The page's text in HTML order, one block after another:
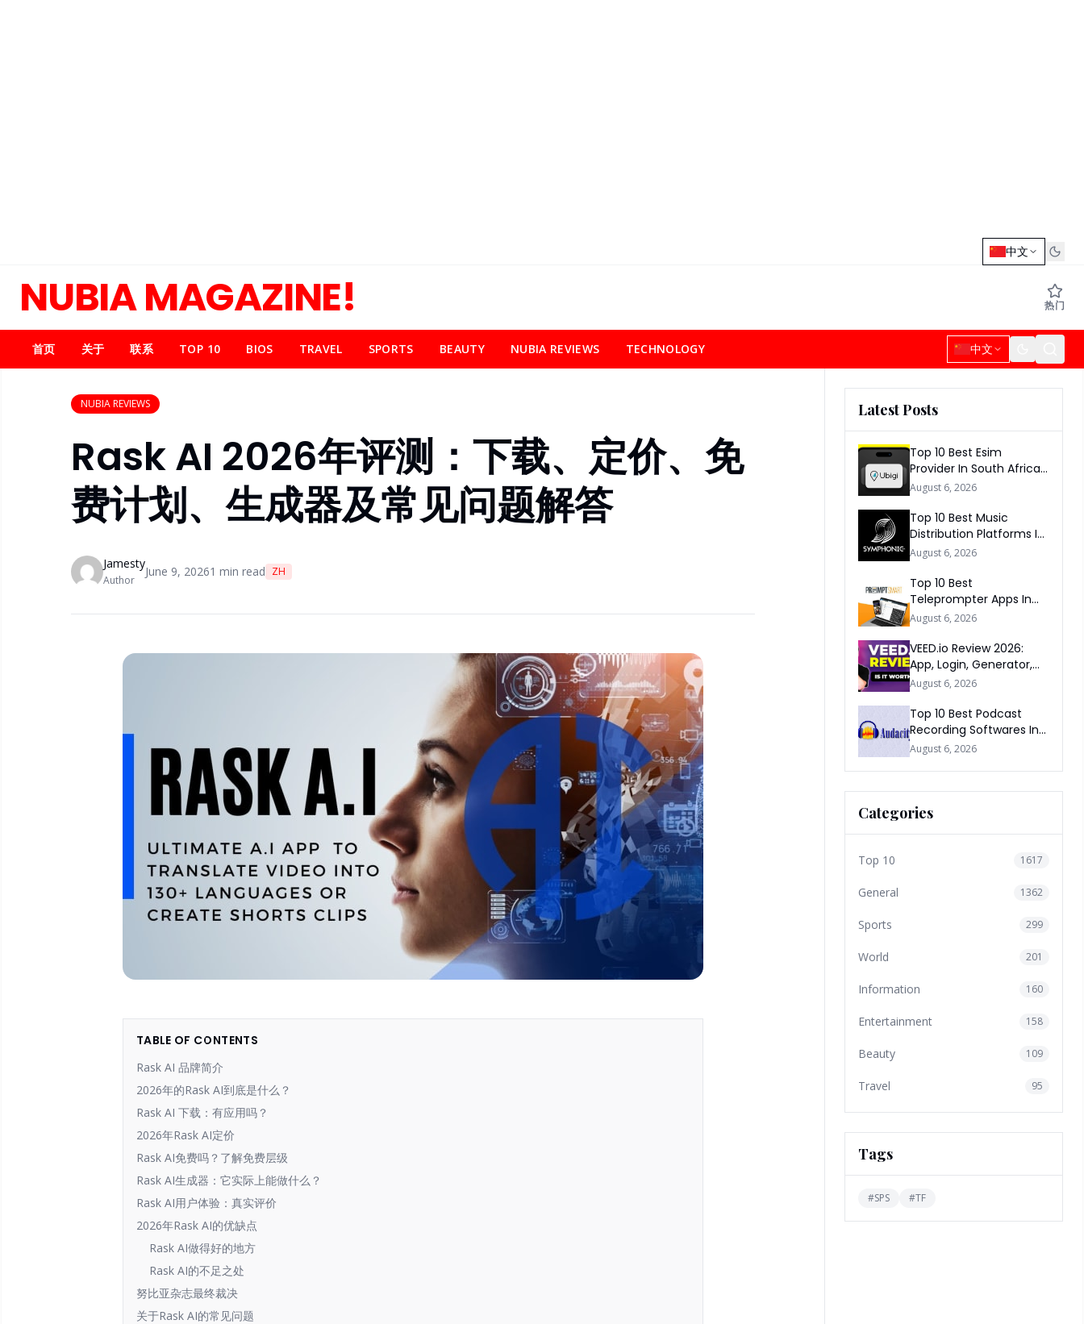
中文
NUBIA MAGAZINE! 热门
首页 关于 联系 TOP 10 BIOS TRAVEL SPORTS BEAUTY NUBIA REVIEWS TECHNOLOGY 中文
NUBIA REVIEWS
Rask AI 2026年评测：下载、定价、免
费计划、生成器及常见问题解答
Jamesty
Author
June 9, 20261 min read ZH
TABLE OF CONTENTS
Rask AI 品牌简介
2026年的Rask AI到底是什么？
Rask AI 下载：有应用吗？
2026年Rask AI定价
Rask AI免费吗？了解免费层级
Rask AI生成器：它实际上能做什么？
Rask AI用户体验：真实评价
2026年Rask AI的优缺点
Rask AI做得好的地方
Rask AI的不足之处
努比亚杂志最终裁决
关于Rask AI的常见问题
Latest Posts
Top 10 Best Esim
Provider In South Africa
2026
August 6, 2026
Top 10 Best Music
Distribution Platforms In
The World 2026
August 6, 2026
Top 10 Best
Teleprompter Apps In
2026
August 6, 2026
VEED.io Review 2026:
App, Login, Generator,
Download, AI & FAQs
August 6, 2026
Top 10 Best Podcast
Recording Softwares In
2026
August 6, 2026
Categories
Top 10 1617
General 1362
Sports 299
World 201
Information 160
Entertainment 158
Beauty 109
Travel 95
Tags
#SPS #TF